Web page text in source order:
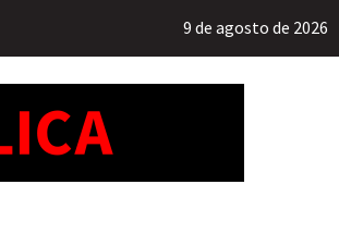
9 de agosto de 2026